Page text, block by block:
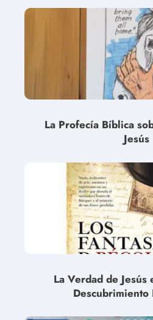
La Profecía Bíblica
Jesús
La Verdad de Jesús
Descubrimiento